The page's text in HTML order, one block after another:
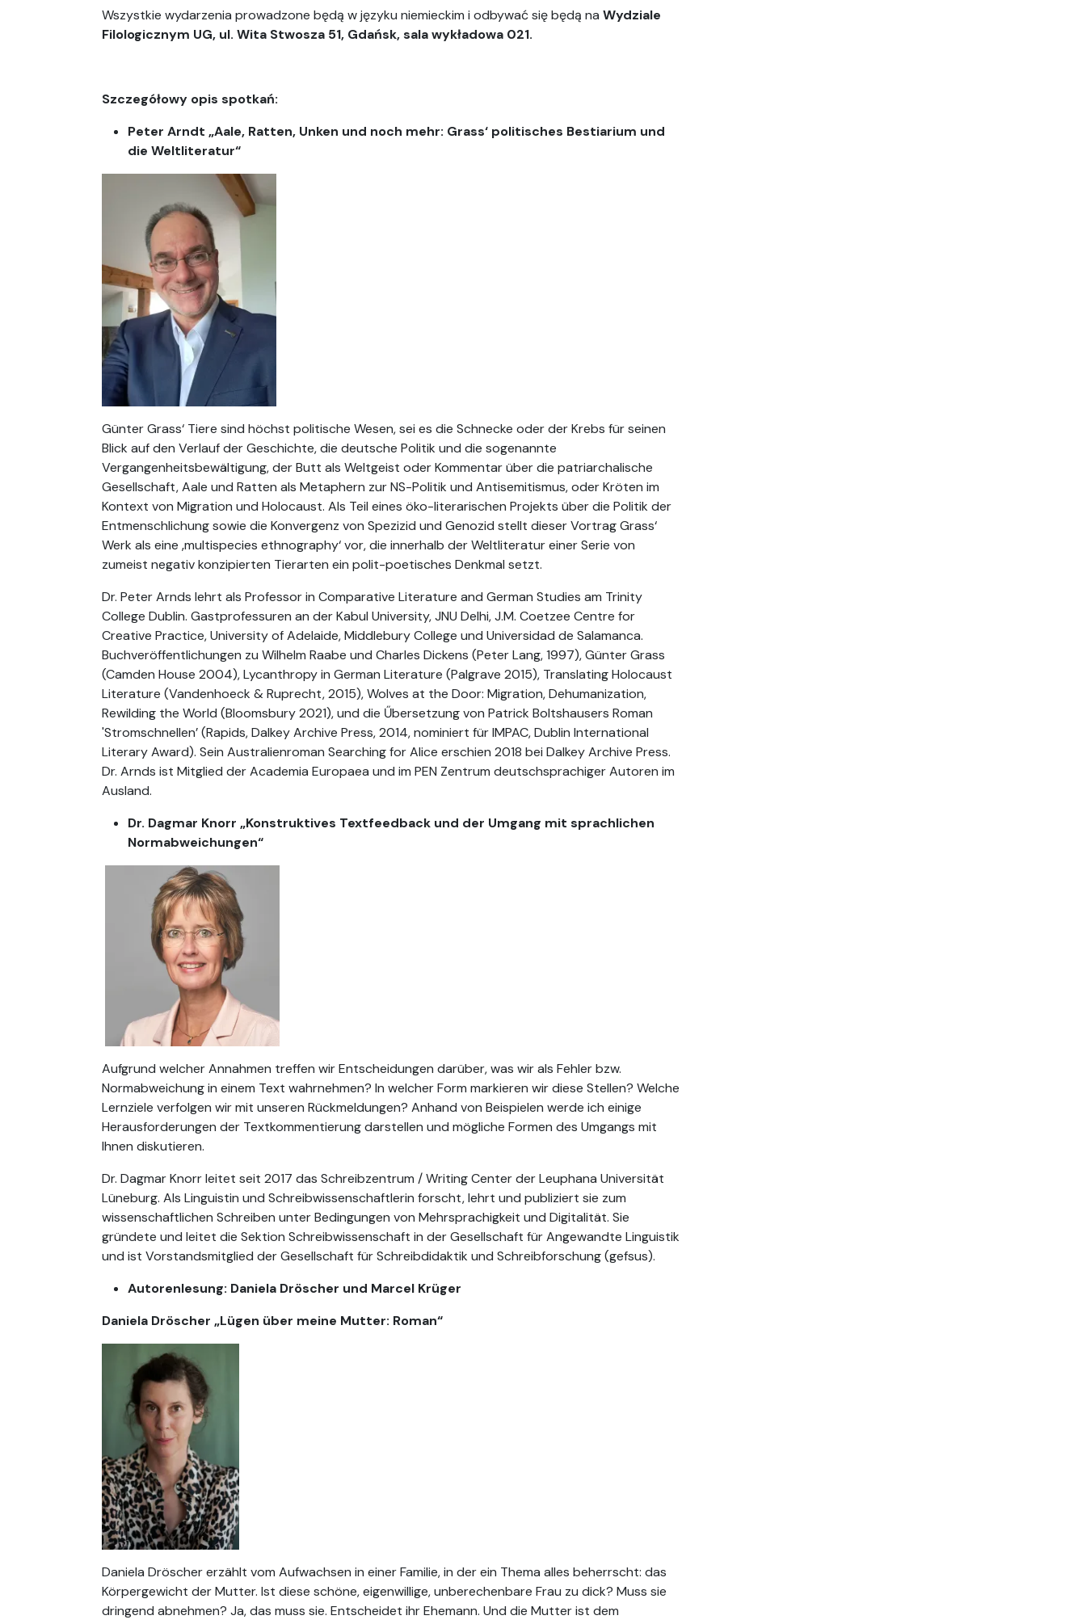
Wszystkie wydarzenia prowadzone będą w języku niemieckim i odbywać się będą na Wydziale
Filologicznym UG, ul. Wita Stwosza 51, Gdańsk, sala wykładowa 021.
Szczegółowy opis spotkań:
Peter Arndt „Aale, Ratten, Unken und noch mehr: Grass‘ politisches Bestiarium und
die Weltliteratur“
Günter Grass‘ Tiere sind höchst politische Wesen, sei es die Schnecke oder der Krebs für seinen
Blick auf den Verlauf der Geschichte, die deutsche Politik und die sogenannte
Vergangenheitsbewältigung, der Butt als Weltgeist oder Kommentar über die patriarchalische
Gesellschaft, Aale und Ratten als Metaphern zur NS-Politik und Antisemitismus, oder Kröten im
Kontext von Migration und Holocaust. Als Teil eines öko-literarischen Projekts über die Politik der
Entmenschlichung sowie die Konvergenz von Spezizid und Genozid stellt dieser Vortrag Grass‘
Werk als eine ‚multispecies ethnography‘ vor, die innerhalb der Weltliteratur einer Serie von
zumeist negativ konzipierten Tierarten ein polit-poetisches Denkmal setzt.
Dr. Peter Arnds lehrt als Professor in Comparative Literature and German Studies am Trinity
College Dublin. Gastprofessuren an der Kabul University, JNU Delhi, J.M. Coetzee Centre for
Creative Practice, University of Adelaide, Middlebury College und Universidad de Salamanca.
Buchveröffentlichungen zu Wilhelm Raabe und Charles Dickens (Peter Lang, 1997), Günter Grass
(Camden House 2004), Lycanthropy in German Literature (Palgrave 2015), Translating Holocaust
Literature (Vandenhoeck & Ruprecht, 2015), Wolves at the Door: Migration, Dehumanization,
Rewilding the World (Bloomsbury 2021), und die Űbersetzung von Patrick Boltshausers Roman
'Stromschnellen’ (Rapids, Dalkey Archive Press, 2014, nominiert für IMPAC, Dublin International
Literary Award). Sein Australienroman Searching for Alice erschien 2018 bei Dalkey Archive Press.
Dr. Arnds ist Mitglied der Academia Europaea und im PEN Zentrum deutschsprachiger Autoren im
Ausland.
Dr. Dagmar Knorr „Konstruktives Textfeedback und der Umgang mit sprachlichen
Normabweichungen“
Aufgrund welcher Annahmen treffen wir Entscheidungen darüber, was wir als Fehler bzw.
Normabweichung in einem Text wahrnehmen? In welcher Form markieren wir diese Stellen? Welche
Lernziele verfolgen wir mit unseren Rückmeldungen? Anhand von Beispielen werde ich einige
Herausforderungen der Textkommentierung darstellen und mögliche Formen des Umgangs mit
Ihnen diskutieren.
Dr. Dagmar Knorr leitet seit 2017 das Schreibzentrum / Writing Center der Leuphana Universität
Lüneburg. Als Linguistin und Schreibwissenschaftlerin forscht, lehrt und publiziert sie zum
wissenschaftlichen Schreiben unter Bedingungen von Mehrsprachigkeit und Digitalität. Sie
gründete und leitet die Sektion Schreibwissenschaft in der Gesellschaft für Angewandte Linguistik
und ist Vorstandsmitglied der Gesellschaft für Schreibdidaktik und Schreibforschung (gefsus).
Autorenlesung: Daniela Dröscher und Marcel Krüger
Daniela Dröscher „Lügen über meine Mutter: Roman“
Daniela Dröscher erzählt vom Aufwachsen in einer Familie, in der ein Thema alles beherrscht: das
Körpergewicht der Mutter. Ist diese schöne, eigenwillige, unberechenbare Frau zu dick? Muss sie
dringend abnehmen? Ja, das muss sie. Entscheidet ihr Ehemann. Und die Mutter ist dem